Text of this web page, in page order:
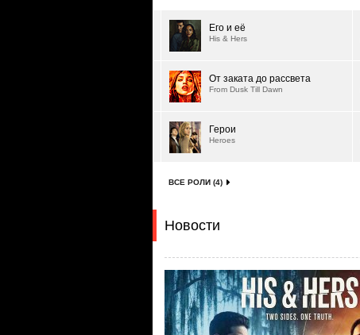
Его и её
His & Hers
От заката до рассвета
From Dusk Till Dawn
Герои
Heroes
ВСЕ РОЛИ (4)
Новости